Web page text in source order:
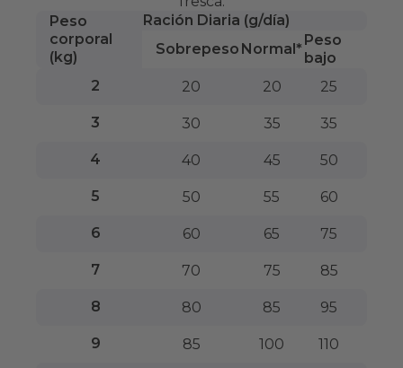
Peso
corporal
(kg)
Ración Diaria (g/día)
Sobrepeso Normal*
Peso
bajo
2
20 20 25
3 30 35 35
4 40 45 50
5 50 55 60
6 60 65 75
7 70 75 85
8 80 85 95
9 85 100 110